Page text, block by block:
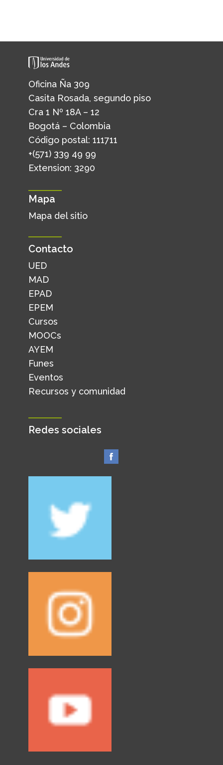
Oficina Ña 309
Casita Rosada, segundo piso
Cra 1 Nº 18A – 12
Bogotá – Colombia
Código postal: 111711
+(571) 339 49 99
Extension: 3290
Mapa
Mapa del sitio
Contacto
UED
MAD
EPAD
EPEM
Cursos
MOOCs
AYEM
Funes
Eventos
Recursos y comunidad
Redes sociales